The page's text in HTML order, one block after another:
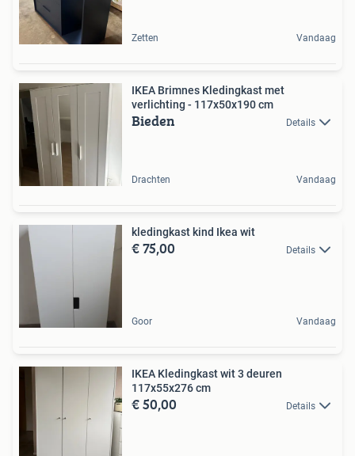
Zetten Vandaag
IKEA Brimnes Kledingkast met
verlichting - 117x50x190 cm
Bieden Details
Drachten Vandaag
kledingkast kind Ikea wit
€ 75,00 Details
Goor Vandaag
IKEA Kledingkast wit 3 deuren
117x55x276 cm
€ 50,00 Details